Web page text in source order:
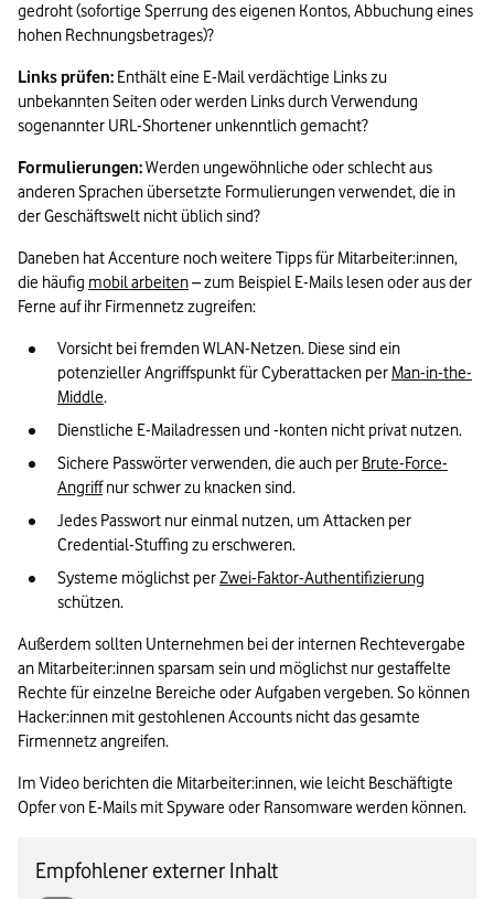
gedroht (sofortige Sperrung des eigenen Kontos, Abbuchung eines
hohen Rechnungsbetrages)?
Links prüfen: Enthält eine E-Mail verdächtige Links zu
unbekannten Seiten oder werden Links durch Verwendung
sogenannter URL-Shortener unkenntlich gemacht?
Formulierungen: Werden ungewöhnliche oder schlecht aus
anderen Sprachen übersetzte Formulierungen verwendet, die in
der Geschäftswelt nicht üblich sind?
Daneben hat Accenture noch weitere Tipps für Mitarbeiter:innen,
die häufig mobil arbeiten – zum Beispiel E-Mails lesen oder aus der
Ferne auf ihr Firmennetz zugreifen:
Vorsicht bei fremden WLAN-Netzen. Diese sind ein
potenzieller Angriffspunkt für Cyberattacken per Man-in-the-
Middle.
Dienstliche E-Mailadressen und -konten nicht privat nutzen.
Sichere Passwörter verwenden, die auch per Brute-Force-
Angriff nur schwer zu knacken sind.
Jedes Passwort nur einmal nutzen, um Attacken per
Credential-Stuffing zu erschweren.
Systeme möglichst per Zwei-Faktor-Authentifizierung
schützen.
Außerdem sollten Unternehmen bei der internen Rechtevergabe
an Mitarbeiter:innen sparsam sein und möglichst nur gestaffelte
Rechte für einzelne Bereiche oder Aufgaben vergeben. So können
Hacker:innen mit gestohlenen Accounts nicht das gesamte
Firmennetz angreifen.
Im Video berichten die Mitarbeiter:innen, wie leicht Beschäftigte
Opfer von E-Mails mit Spyware oder Ransomware werden können.
Empfohlener externer Inhalt